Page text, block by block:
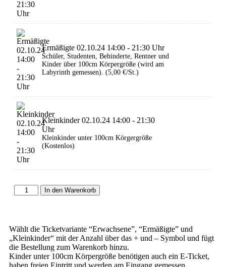
Ermäßigte 02.10.24 14:00 - 21:30 Uhr
Schüler, Studenten, Behinderte, Rentner und
Kinder über 100cm Körpergröße (wird am
Labyrinth gemessen). (5,00 €/St.)
Kleinkinder 02.10.24 14:00 - 21:30
Uhr
Kleinkinder unter 100cm Körgergröße
(Kostenlos)
In den Warenkorb
Wählt die Ticketvariante “Erwachsene”, “Ermäßigte” und
„Kleinkinder“ mit der Anzahl über das + und – Symbol und fügt
die Bestellung zum Warenkorb hinzu.
Kinder unter 100cm Körpergröße benötigen auch ein E-Ticket,
haben freien Eintritt und werden am Eingang gemessen.